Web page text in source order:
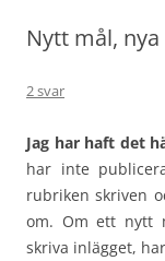
Nytt mål,
2 svar
Jag har haft det
har inte
rubriken skriven
om. Om ett nytt
skriva inlägget,